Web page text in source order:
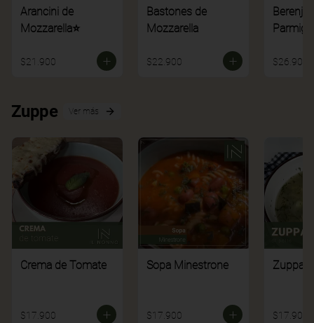
Arancini de
Mozzarella⭐
$21.900
Bastones de
Mozzarella
$22.900 $26.900
Zuppe Ver más
Crema de Tomate
$17.900
Sopa Minestrone
$17.900
Zuppa
$17.900